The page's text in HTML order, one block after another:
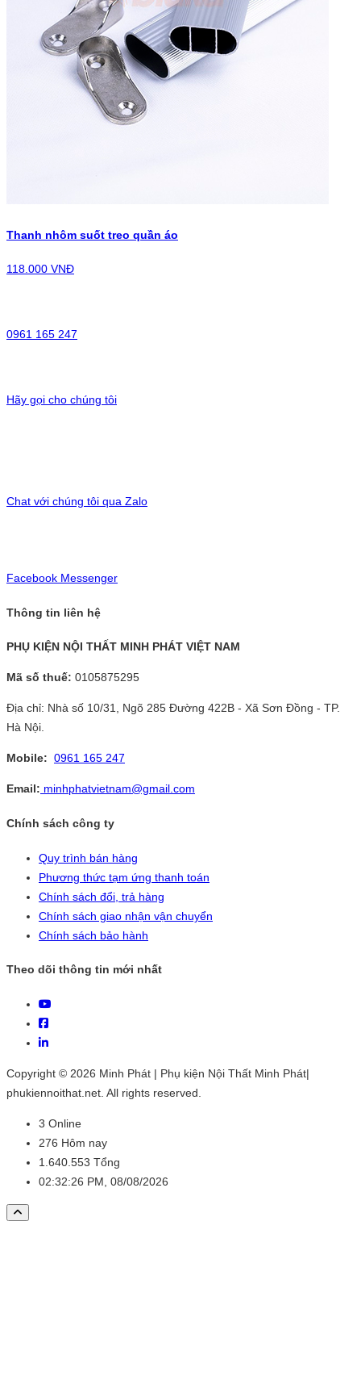
Thanh nhôm suốt treo quần áo
118.000 VNĐ
0961 165 247
Hãy gọi cho chúng tôi
Chat với chúng tôi qua Zalo
Facebook Messenger
Thông tin liên hệ
PHỤ KIỆN NỘI THẤT MINH PHÁT VIỆT NAM
Mã số thuế: 0105875295
Địa chỉ: Nhà số 10/31, Ngõ 285 Đường 422B - Xã Sơn Đồng - TP.
Hà Nội.
Mobile: 0961 165 247
Email: minhphatvietnam@gmail.com
Chính sách công ty
Quy trình bán hàng
Phương thức tạm ứng thanh toán
Chính sách đổi, trả hàng
Chính sách giao nhận vận chuyển
Chính sách bảo hành
Theo dõi thông tin mới nhất
Copyright © 2026 Minh Phát | Phụ kiện Nội Thất Minh Phát|
phukiennoithat.net. All rights reserved.
3 Online
276 Hôm nay
1.640.553 Tổng
02:32:26 PM, 08/08/2026